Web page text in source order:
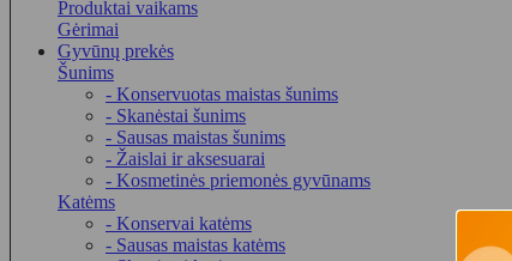
Produktai vaikams
Gėrimai
Gyvūnų prekės
Šunims
- Konservuotas maistas šunims
- Skanėstai šunims
- Sausas maistas šunims
- Žaislai ir aksesuarai
- Kosmetinės priemonės gyvūnams
Katėms
- Konservai katėms
- Sausas maistas katėms